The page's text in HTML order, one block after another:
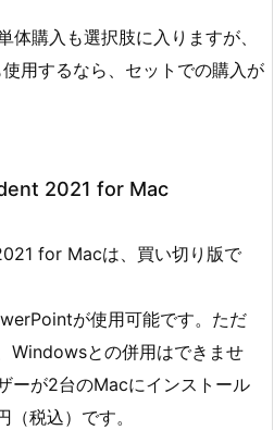
購入も選択肢に入りますが、
用するなら、セットでの購入が
2021 for Mac
for Macは、買い切り版で
が使用可能です。ただ
Windowsとの併用はできませ
ーが2台のMacにインストール
税込）です。